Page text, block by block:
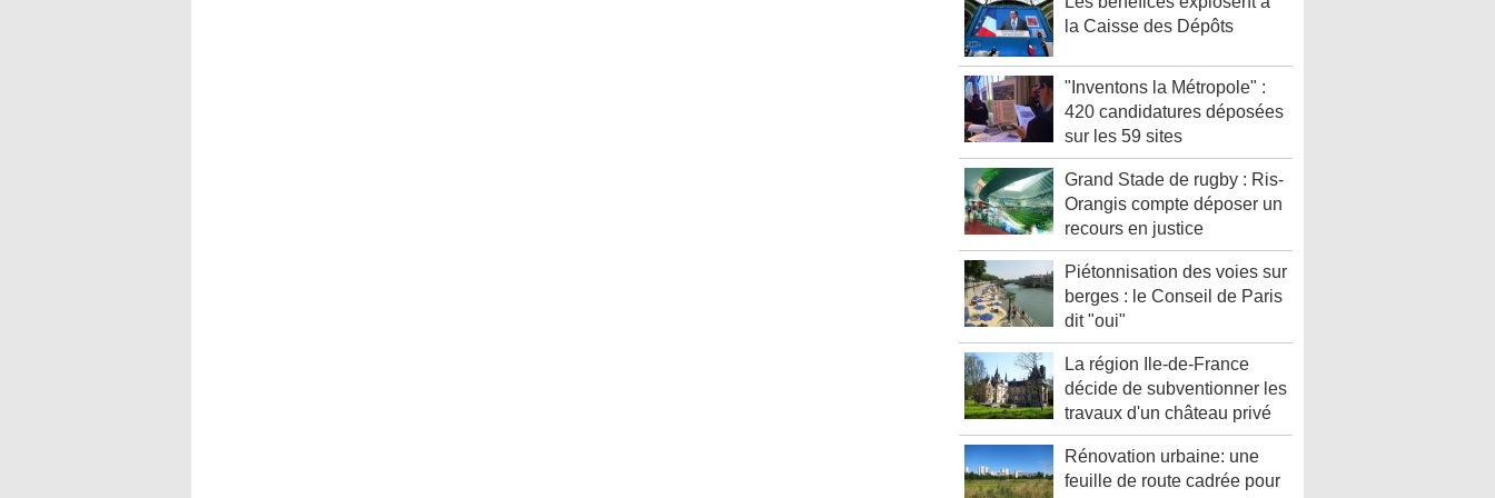
la Caisse des Dépôts
"Inventons la Métropole" :
420 candidatures déposées
sur les 59 sites
Grand Stade de rugby : Ris-
Orangis compte déposer un
recours en justice
Piétonnisation des voies sur
berges : le Conseil de Paris
dit "oui"
La région Ile-de-France
décide de subventionner les
travaux d'un château privé
Rénovation urbaine: une
feuille de route cadrée pour